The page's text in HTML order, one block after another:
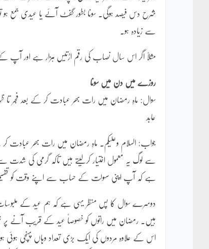
شرح دس فیصد ہوگی۔ سونا بطور گفٹ آئے یا عیدی جمع ہو
سے زیادہ ہو۔
مثلاً اگر اس سال نصاب کی رقم اڑتیس ہزار ہے اور آپ کے
روزے میں دن میں سونا
سوال: ماہِ رمضان میں رات بھر عبادت کر کے بعد فجر تا
عابد
جواب: السلام وعلیکم۔ ماہِ رمضان میں رات بھر عبادت
سے لوگ یہ معمول اختیار کرلیتے ہیں تاکہ گرمی کی
ہے کہ آپ اپنی سہولت کے حساب سے اپنے وقت کو تقسیم
دوسرے سوال کا پس منظر یہی ہے کہ ہم عید کے ملبوسات
ہیں۔ رمضان میں راتوں کو خصوصاً عید کے قریب آنے پر
اس کے علاوہ مردوں کی ایک بڑی تعداد وہاں پہنچی ہوئی